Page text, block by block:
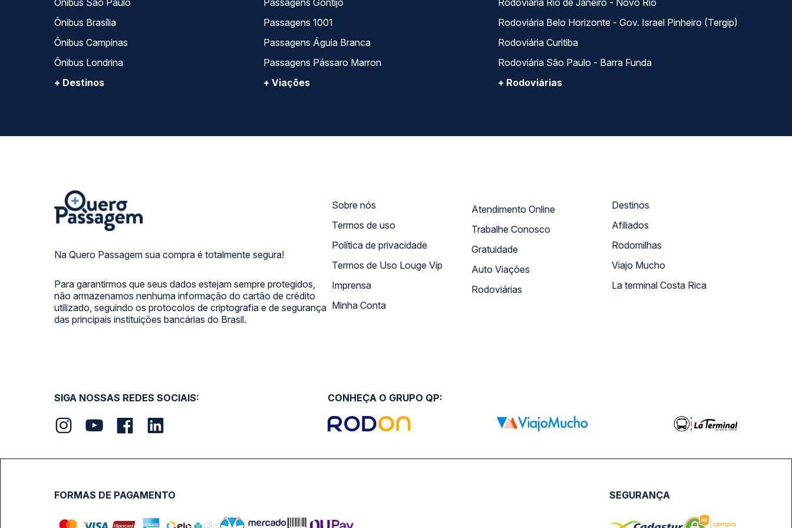
Ônibus São Paulo
Ônibus Brasília
Ônibus Campinas
Ônibus Londrina
+ Destinos
Passagens Gontijo
Passagens 1001
Passagens Águia Branca
Passagens Pássaro Marron
+ Viações
Rodoviária Rio de Janeiro - Novo Rio
Rodoviária Belo Horizonte - Gov. Israel Pinheiro (Tergip)
Rodoviária Curitiba
Rodoviária São Paulo - Barra Funda
+ Rodoviárias
Na Quero Passagem sua compra é totalmente segura!
Para garantirmos que seus dados estejam sempre protegidos,
não armazenamos nenhuma informação do cartão de crédito
utilizado, seguindo os protocolos de criptografia e de segurança
das principais instituições bancárias do Brasil.
Sobre nós
Termos de uso
Política de privacidade
Termos de Uso Louge Vip
Imprensa
Minha Conta
Atendimento Online
Trabalhe Conosco
Gratuidade
Auto Viações
Rodoviárias
Destinos
Afiliados
Rodomilhas
Viajo Mucho
La terminal Costa Rica
SIGA NOSSAS REDES SOCIAIS: CONHEÇA O GRUPO QP:
FORMAS DE PAGAMENTO SEGURANÇA